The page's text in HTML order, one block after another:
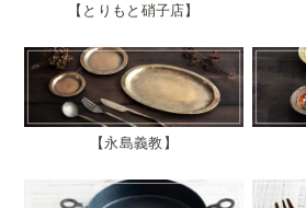
とりもと硝子店
永島義教